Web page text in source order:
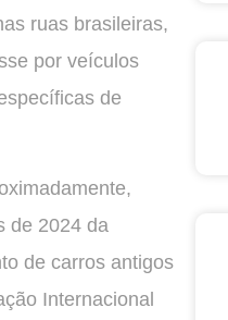
ruas brasileiras,
por veículos
de
de 2024 da
de carros antigos
Internacional